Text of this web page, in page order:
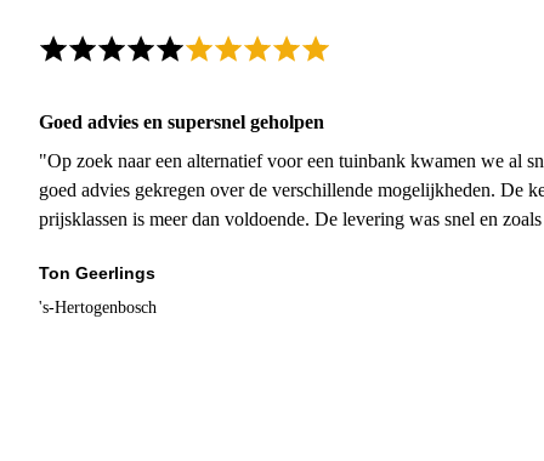
Goed advies en supersnel geholpen
"Op zoek naar een alternatief voor een tuinbank kwamen we al
goed advies gekregen over de verschillende mogelijkheden. De
prijsklassen is meer dan voldoende. De levering was snel en
Ton Geerlings
's-Hertogenbosch